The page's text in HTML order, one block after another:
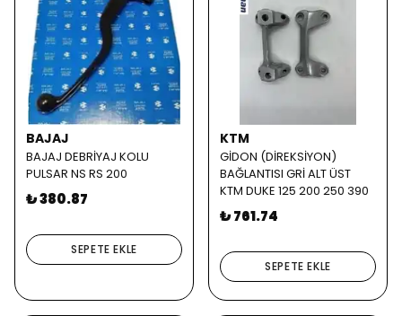
BAJAJ
BAJAJ DEBRİYAJ KOLU
PULSAR NS RS 200
₺ 380.87
SEPETE EKLE
KTM
GİDON (DİREKSİYON)
BAĞLANTISI GRİ ALT ÜST
KTM DUKE 125 200 250 390
₺ 761.74
SEPETE EKLE